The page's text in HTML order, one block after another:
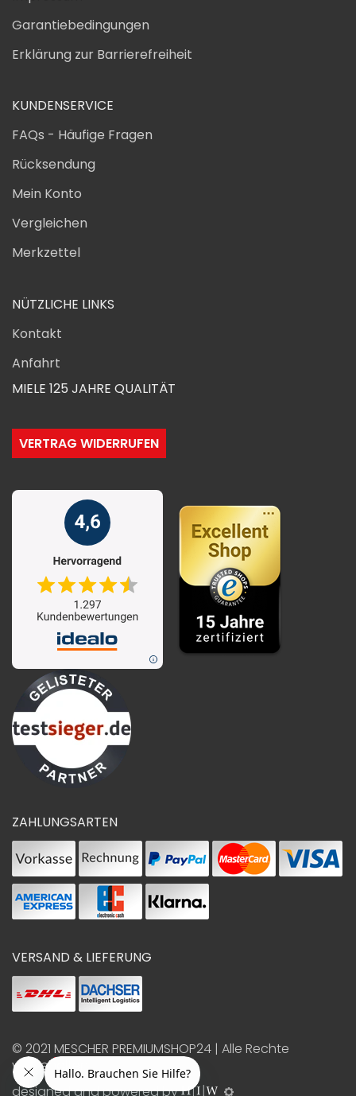
Garantiebedingungen
Erklärung zur Barrierefreiheit
KUNDENSERVICE
FAQs - Häufige Fragen
Rücksendung
Mein Konto
Vergleichen
Merkzettel
NÜTZLICHE LINKS
Kontakt
Anfahrt
MIELE 125 JAHRE QUALITÄT
VERTRAG WIDERRUFEN
ZAHLUNGSARTEN
VERSAND & LIEFERUNG
© 2021 MESCHER PREMIUMSHOP24 | Alle Rechte
vorbehalten
designed and powered by